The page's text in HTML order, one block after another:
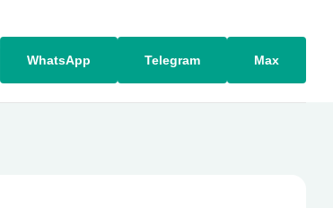
WhatsApp Telegram Max